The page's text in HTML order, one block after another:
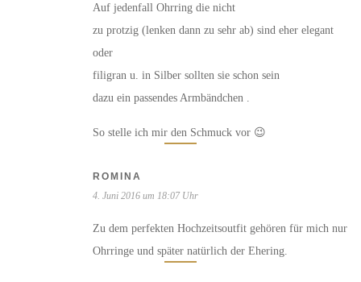
Auf jedenfall Ohrring die nicht
zu protzig (lenken dann zu sehr ab) sind eher elegant
oder
filigran u. in Silber sollten sie schon sein
dazu ein passendes Armbändchen .
So stelle ich mir den Schmuck vor 😉
ROMINA
4. Juni 2016 um 18:07 Uhr
Zu dem perfekten Hochzeitsoutfit gehören für mich nur
Ohrringe und später natürlich der Ehering.